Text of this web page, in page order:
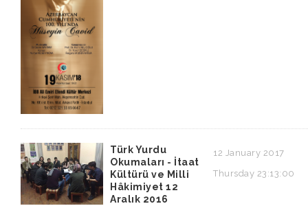
Türk Yurdu
Okumaları - İtaat
Kültürü ve Milli
Hâkimiyet 12
Aralık 2016
12 January 2017
Thursday 23:13:00